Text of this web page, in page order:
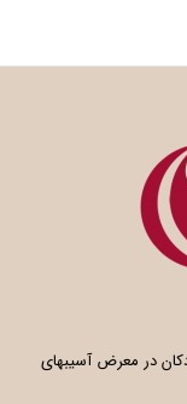
و کودکان در معرض آسیبهای